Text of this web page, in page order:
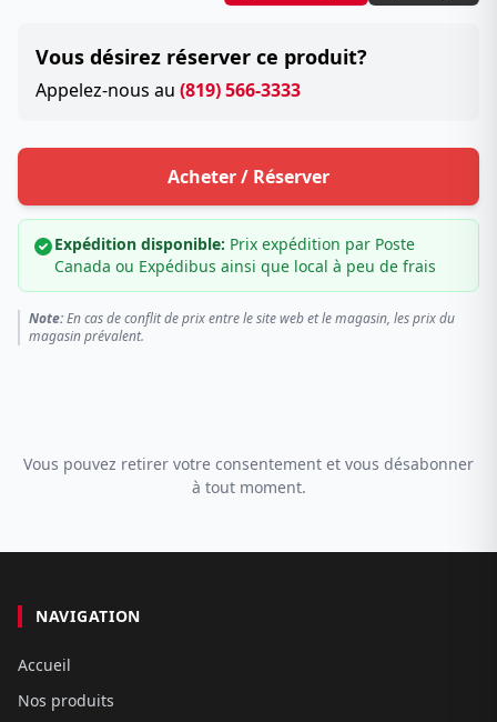
Vous désirez réserver ce produit?
Appelez-nous au (819) 566-3333
Acheter / Réserver
Expédition disponible: Prix expédition par Poste
Canada ou Expédibus ainsi que local à peu de frais
Note:En cas de conflit de prix entre le site web et le magasin, les prix du
magasin prévalent.
Vous pouvez retirer votre consentement et vous désabonner
à tout moment.
NAVIGATION
Accueil
Nos produits